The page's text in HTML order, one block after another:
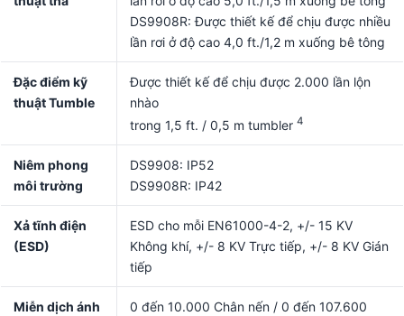
DS9908R: Được thiết kế để chịu được nhiều
lần rơi ở độ cao 4,0 ft./1,2 m xuống bê tông
Đặc điểm kỹ
thuật Tumble
Được thiết kế để chịu được 2.000 lần lộn
nhào
trong 1,5 ft. / 0,5 m tumbler 4
Niêm phong
môi trường
DS9908: IP52
DS9908R: IP42
Xả tĩnh điện
(ESD)
ESD cho mỗi EN61000-4-2, +/- 15 KV
Không khí, +/- 8 KV Trực tiếp, +/- 8 KV Gián
tiếp
Miễn dịch ánh
0 đến 10.000 Chân nến / 0 đến 107.600